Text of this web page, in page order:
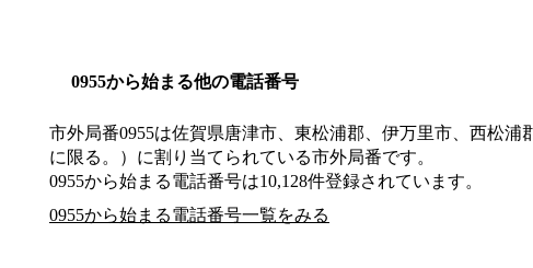
0955から始まる他の電話番号
市外局番0955は佐賀県唐津市、東松浦郡、伊万里市、西松浦
に限る。） に割り当てられている市外局番です。
0955から始まる電話番号は10,128件登録されています。
0955から始まる電話番号一覧をみる